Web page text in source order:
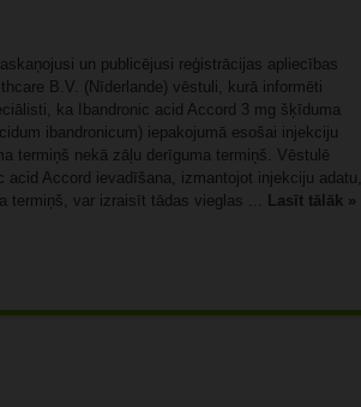
un publicējusi reģistrācijas apliecības
B.V. (Nīderlande) vēstuli, kurā informēti
ka Ibandronic acid Accord 3 mg šķīduma
ibandronicum) iepakojumā esošai injekciju
termiņš nekā zāļu derīguma termiņš. Vēstulē
acid Accord ievadīšana, izmantojot injekciju adatu,
termiņš, var izraisīt tādas vieglas ... Lasīt tālāk »